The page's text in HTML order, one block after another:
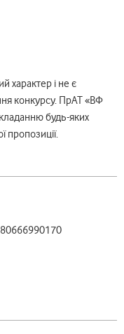
характер і не є
конкурсу. ПрАТ «ВФ
будь-яких
пропозиції.